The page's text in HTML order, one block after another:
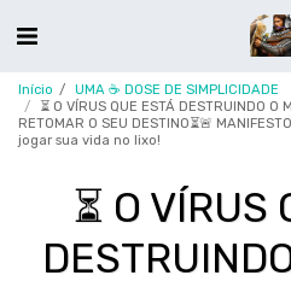
Início
UMA ☕ DOSE DE SIMPLICIDADE
⏳ O VÍRUS QUE ESTÁ DESTRUINDO O
RETOMAR O SEU DESTINO​⏳🚨
jogar sua vida no lixo!
⏳ O VÍRUS